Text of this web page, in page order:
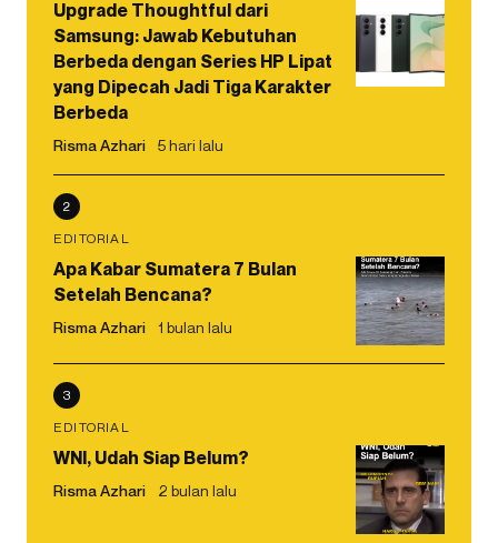
Upgrade Thoughtful dari
Samsung: Jawab Kebutuhan
Berbeda dengan Series HP Lipat
yang Dipecah Jadi Tiga Karakter
Berbeda
Risma Azhari 5 hari lalu
2
EDITORIAL
Apa Kabar Sumatera 7 Bulan
Setelah Bencana?
Risma Azhari 1 bulan lalu
3
EDITORIAL
WNI, Udah Siap Belum?
Risma Azhari 2 bulan lalu